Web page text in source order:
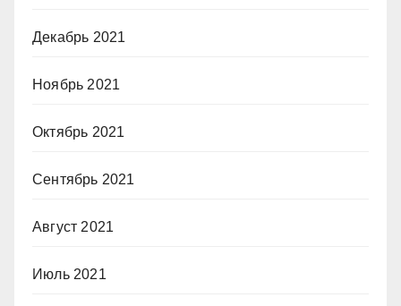
Декабрь 2021
Ноябрь 2021
Октябрь 2021
Сентябрь 2021
Август 2021
Июль 2021